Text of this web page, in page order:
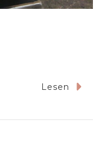
Lesen